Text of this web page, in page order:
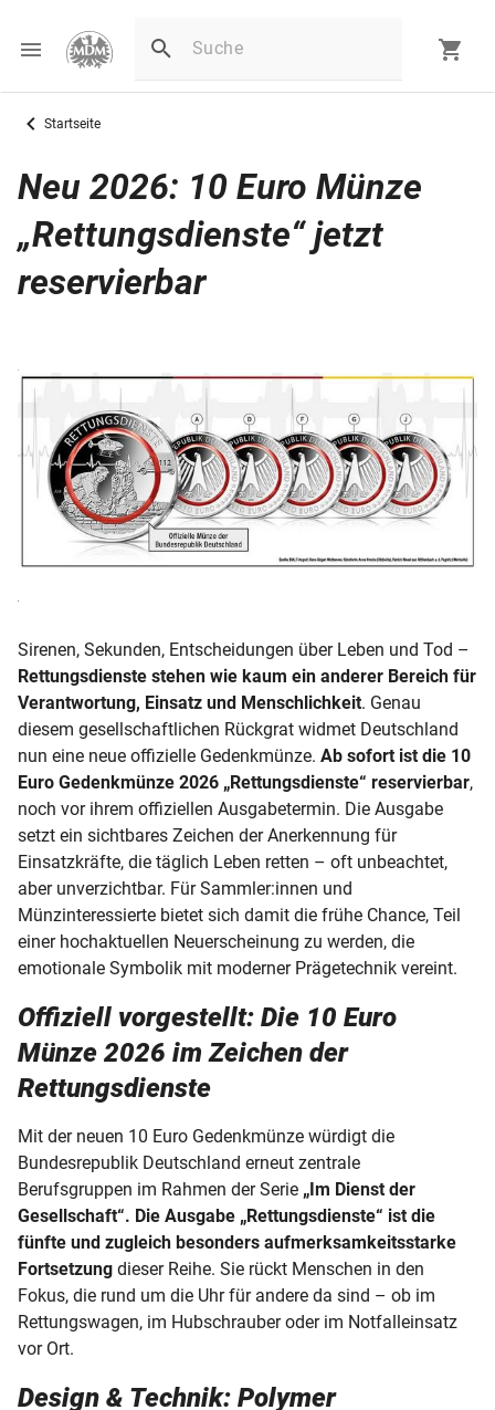
Startseite
Neu 2026: 10 Euro Münze
„Rettungsdienste“ jetzt
reservierbar
Sirenen, Sekunden, Entscheidungen über Leben und Tod –
Rettungsdienste stehen wie kaum ein anderer Bereich für
Verantwortung, Einsatz und Menschlichkeit. Genau
diesem gesellschaftlichen Rückgrat widmet Deutschland
nun eine neue offizielle Gedenkmünze. Ab sofort ist die 10
Euro Gedenkmünze 2026 „Rettungsdienste“ reservierbar,
noch vor ihrem offiziellen Ausgabetermin. Die Ausgabe
setzt ein sichtbares Zeichen der Anerkennung für
Einsatzkräfte, die täglich Leben retten – oft unbeachtet,
aber unverzichtbar. Für Sammler:innen und
Münzinteressierte bietet sich damit die frühe Chance, Teil
einer hochaktuellen Neuerscheinung zu werden, die
emotionale Symbolik mit moderner Prägetechnik vereint.
Offiziell vorgestellt: Die 10 Euro
Münze 2026 im Zeichen der
Rettungsdienste
Mit der neuen 10 Euro Gedenkmünze würdigt die
Bundesrepublik Deutschland erneut zentrale
Berufsgruppen im Rahmen der Serie „Im Dienst der
Gesellschaft“. Die Ausgabe „Rettungsdienste“ ist die
fünfte und zugleich besonders aufmerksamkeitsstarke
Fortsetzung dieser Reihe. Sie rückt Menschen in den
Fokus, die rund um die Uhr für andere da sind – ob im
Rettungswagen, im Hubschrauber oder im Notfalleinsatz
vor Ort.
Design & Technik: Polymer